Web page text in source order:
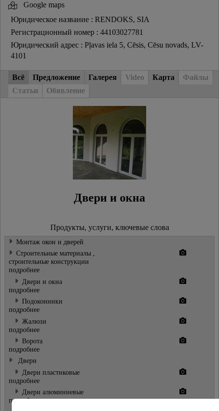
Google maps
Юридическое название : RENDOKS, SIA
Регистрационный номер : 44103027781
Юридический адрес : Pļavas iela 5, Cēsis, Cēsu novads, LV-
4101
Всё Предложение Галерея Video Карта
Файлы
Статьи
Обявление
Двери и окна
Продукты, услуги, ключевые слова
Монтаж окон и дверей
Строительные материалы ,
строительные конструкции
подробнее
Двери и окна
подробнее
Подоконники
подробнее
Жалюзи
подробнее
Ворота
подробнее
Двери
Двери пластиковые
подробнее
Двери алюминиевые
подробнее